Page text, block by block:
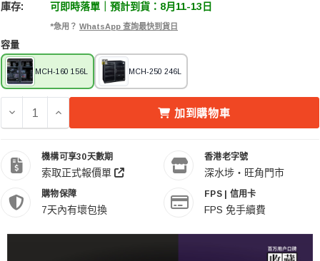
庫存: 可即時落單｜預計到貨：8月11-13日
*急用？ WhatsApp 查詢最快到貨日
容量
MCH-160 156L MCH-250 246L
減少 EUREKA 收藏家 MCH-160 156L電子防潮箱 (五年保養)
增加 EUREKA 收藏家 MCH-160 156L電子防潮箱 (
加到購物車
機構可享30天數期
索取正式報價單
香港老字號
深水埗・旺角門市
購物保障
7天內有壞包換
FPS | 信用卡
FPS 免手續費